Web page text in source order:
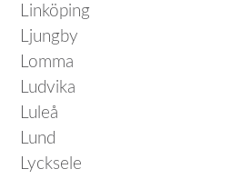
Linköping
Ljungby
Lomma
Ludvika
Luleå
Lund
Lycksele